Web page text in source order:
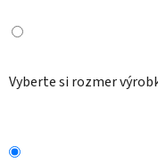
Vyberte si rozmer